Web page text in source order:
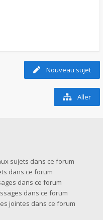
Nouveau sujet
Aller
sujets dans ce forum
dans ce forum
dans ce forum
dans ce forum
jointes dans ce forum